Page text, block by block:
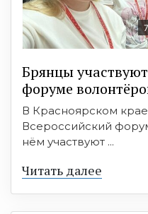
Брянцы
форуме
В Красноярском
Всероссийский
нём участвуют ...
Читать далее